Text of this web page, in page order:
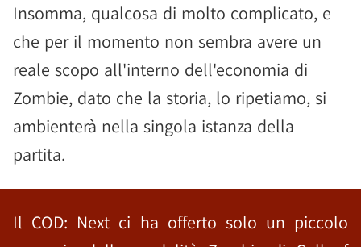
Insomma, qualcosa di molto complicato, e
che per il momento non sembra avere un
reale scopo all'interno dell'economia di
Zombie, dato che la storia, lo ripetiamo, si
ambienterà nella singola istanza della
partita.
Il COD: Next ci ha offerto solo un piccolo